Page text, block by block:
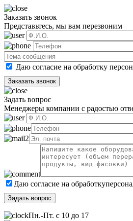
Заказать звонок
Представьтесь, мы вам перезвоним
Даю согласие на обработку
Задать вопрос
Менеджеры компании с радостью
Даю согласие на обработку
Пн.-Пт. с 10 до 17